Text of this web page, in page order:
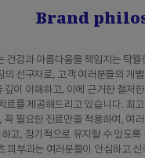
Brand
건강과 아름다움을 책임지는 탁월
의 선구자로, 고객 여러분들의 개
깊이 이해하고, 이에 근거한 철저
료를 제공해드리고 있습니다. 최
꼭 필요한 진료만을 적용하여, 여
고, 장기적으로 유지할 수 있도록
피부과는 여러분들이 안심하고 신